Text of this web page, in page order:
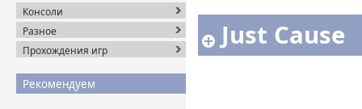
Консоли
Разное
Прохождения игр
Рекомендуем
Just Cause